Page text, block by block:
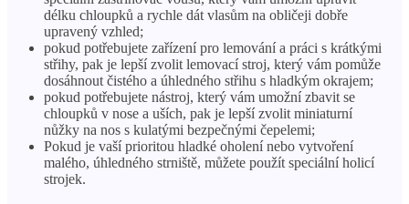
délku chloupků a rychle dát vlasům na obličeji dobře
upravený vzhled;
pokud potřebujete zařízení pro lemování a práci s krátkými
střihy, pak je lepší zvolit lemovací stroj, který vám pomůže
dosáhnout čistého a úhledného střihu s hladkým okrajem;
pokud potřebujete nástroj, který vám umožní zbavit se
chloupků v nose a uších, pak je lepší zvolit miniaturní
nůžky na nos s kulatými bezpečnými čepelemi;
Pokud je vaší prioritou hladké oholení nebo vytvoření
malého, úhledného strniště, můžete použít speciální holicí
strojek.